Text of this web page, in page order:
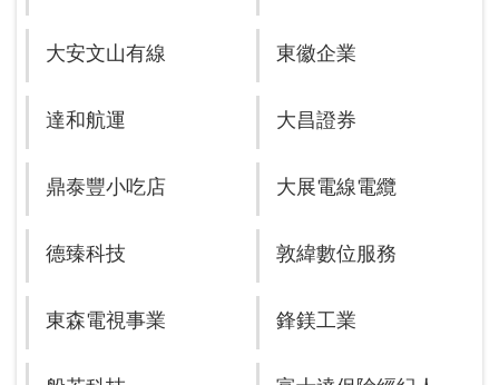
大安文山有線 東徽企業
達和航運 大昌證券
鼎泰豐小吃店 大展電線電纜
德臻科技 敦緯數位服務
東森電視事業 鋒鎂工業